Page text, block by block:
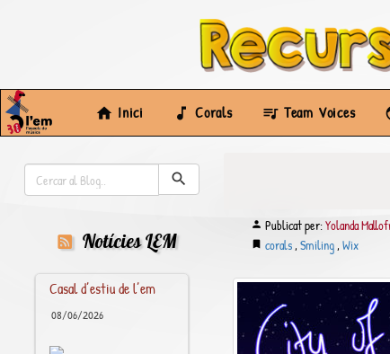
Inici Corals Team Voices
Notícies LEM
Casal d’estiu de l’em
08/06/2026
Publicat per:Yolanda
corals , Smiling , Wix